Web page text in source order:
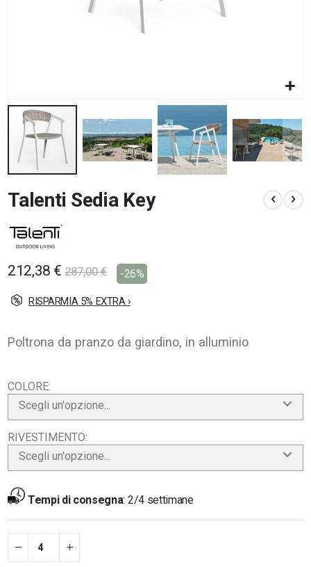
all'inizio
della
galleria
di
Talenti Sedia Key
212,38 € 287,00 € -26%
RISPARMIA 5% EXTRA ›
Poltrona da pranzo da giardino, in alluminio
COLORE
Scegli un'opzione...
RIVESTIMENTO
Scegli un'opzione...
Tempi di consegna: 2/4 settimane